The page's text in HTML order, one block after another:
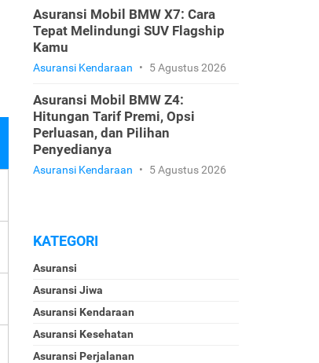
Asuransi Mobil BMW X7: Cara
Tepat Melindungi SUV Flagship
Kamu
Asuransi Kendaraan • 5 Agustus 2026
Asuransi Mobil BMW Z4:
Hitungan Tarif Premi, Opsi
Perluasan, dan Pilihan
Penyedianya
Asuransi Kendaraan • 5 Agustus 2026
KATEGORI
Asuransi
Asuransi Jiwa
Asuransi Kendaraan
Asuransi Kesehatan
Asuransi Perjalanan